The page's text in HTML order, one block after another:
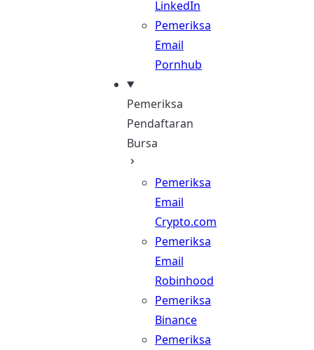
LinkedIn
Pemeriksa
Email
Pornhub
Pemeriksa
Pendaftaran
Bursa
Pemeriksa
Email
Crypto.com
Pemeriksa
Email
Robinhood
Pemeriksa
Binance
Pemeriksa